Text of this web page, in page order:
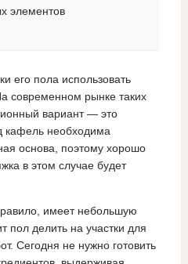
элементов
его пола использовать
современном рынке таких
вариант — это
кафель необходима
основа, поэтому хорошо
в этом случае будет
имеет небольшую
пол делить на участки для
Сегодня не нужно готовить